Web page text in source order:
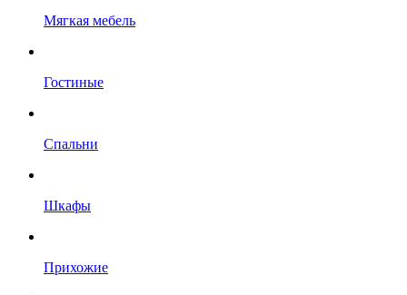
Мягкая мебель
Гостиные
Спальни
Шкафы
Прихожие